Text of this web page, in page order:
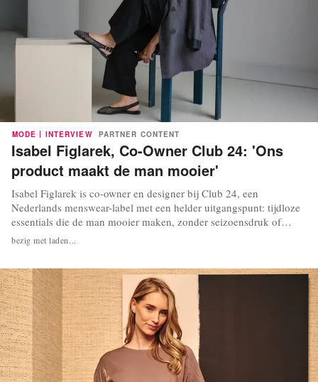
MODE | INTERVIEW PARTNER CONTENT
Isabel Figlarek, Co-Owner Club 24: 'Ons
product maakt de man mooier'
Isabel Figlarek is co-owner en designer bij Club 24, een
Nederlands menswear-label met een helder uitgangspunt: tijdloze
essentials die de man mooier maken, zonder seizoensdruk of
compromissen op kwaliteit. Samen met haar twee zakenpartners
bouwt zij aan een permanent assortiment van 100 procent katoen,
bezig met laden...